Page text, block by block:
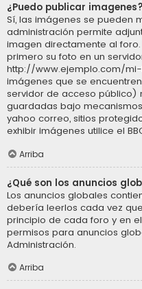
¿Puedo publicar imagenes?
Sí, las imágenes se pueden
administración permite
imagen directamente al
primero su foto en un
http://www.ejemplo.com/
imágenes que se
servidor de acceso público)
guardadas bajo
yahoo correo, sitios
exhibir imágenes utilice el
Arriba
¿Qué son los anuncios
Los anuncios globales
debería leerlos cada vez
principio de cada foro y en
permisos para anuncios
Administración.
Arriba